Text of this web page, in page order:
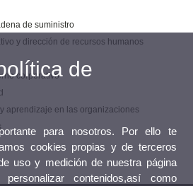
de suministro
y dirección de recursos humanos
corporativo
aprendizaje en las organizaciones
de
para nosotros. Por ello te
cookies propias y de terceros
uso y medición de nuestra página
contenidos,así como